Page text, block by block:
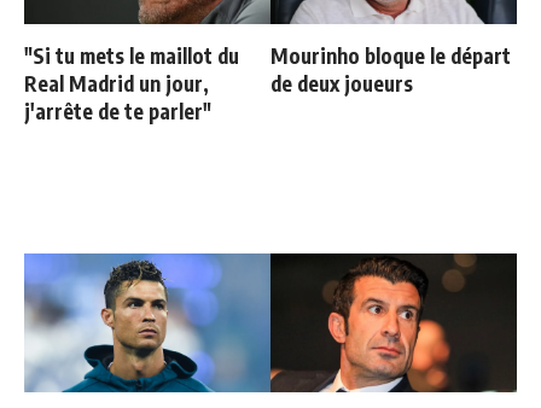
"Si tu mets le maillot du
Real Madrid un jour,
j'arrête de te parler"
Mourinho bloque le départ
de deux joueurs